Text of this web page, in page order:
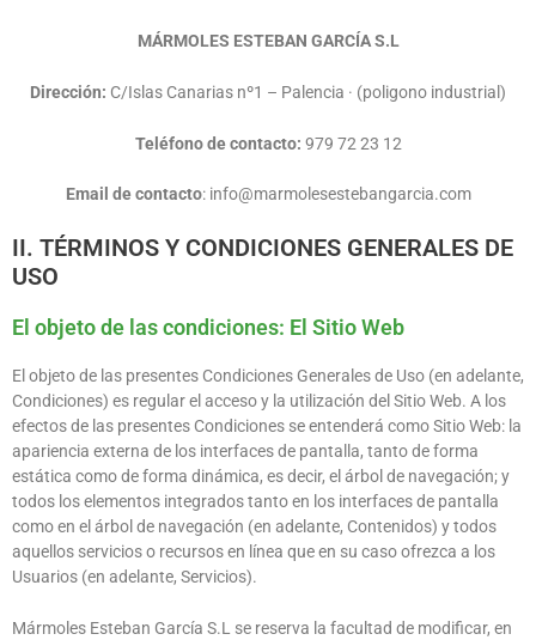
MÁRMOLES ESTEBAN GARCÍA S.L
Dirección: C/Islas Canarias nº1 – Palencia · (poligono industrial)
Teléfono de contacto: 979 72 23 12
Email de contacto: info@marmolesestebangarcia.com
II. TÉRMINOS Y CONDICIONES GENERALES DE
USO
El objeto de las condiciones: El Sitio Web
El objeto de las presentes Condiciones Generales de Uso (en adelante,
Condiciones) es regular el acceso y la utilización del Sitio Web. A los
efectos de las presentes Condiciones se entenderá como Sitio Web: la
apariencia externa de los interfaces de pantalla, tanto de forma
estática como de forma dinámica, es decir, el árbol de navegación; y
todos los elementos integrados tanto en los interfaces de pantalla
como en el árbol de navegación (en adelante, Contenidos) y todos
aquellos servicios o recursos en línea que en su caso ofrezca a los
Usuarios (en adelante, Servicios).
Mármoles Esteban García S.L se reserva la facultad de modificar, en